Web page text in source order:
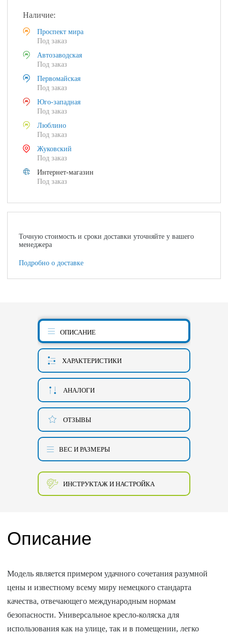
Наличие:
Проспект мира
Под заказ
Автозаводская
Под заказ
Первомайская
Под заказ
Юго-западная
Под заказ
Люблино
Под заказ
Жуковский
Под заказ
Интернет-магазин
Под заказ
Точную стоимость и сроки доставки уточняйте у вашего
менеджера
Подробно о доставке
ОПИСАНИЕ
ХАРАКТЕРИСТИКИ
АНАЛОГИ
ОТЗЫВЫ
ВЕС И РАЗМЕРЫ
ИНСТРУКТАЖ И НАСТРОЙКА
Описание
Модель является примером удачного сочетания разумной
цены и известному всему миру немецкого стандарта
качества, отвечающего международным нормам
безопасности. Универсальное кресло-коляска для
использования как на улице, так и в помещении, легко